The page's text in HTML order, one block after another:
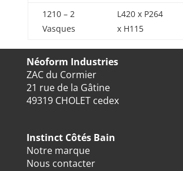
1210 – 2
Vasques
L420 x P264
x H115
Néoform Industries
ZAC du Cormier
21 rue de la Gâtine
49319 CHOLET cedex
Instinct Côtés Bain
Notre marque
Nous contacter